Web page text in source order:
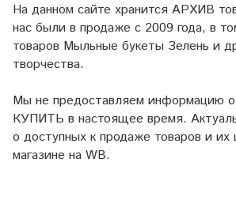
На данном сайте хранится АРХИВ
нас были в продаже с 2009 года, в
товаров Мыльные букеты Зелень и
творчества.
Мы не предоставляем информацию
КУПИТЬ в настоящее время.
о доступных к продаже товаров и их
магазине на WB.